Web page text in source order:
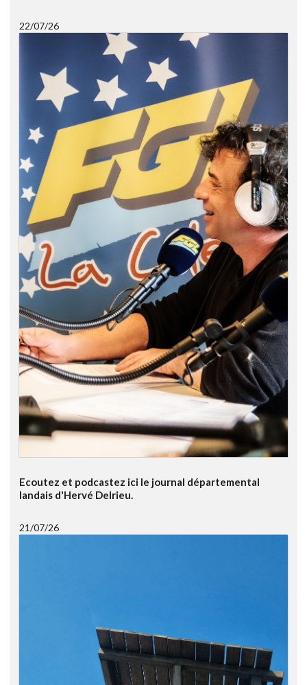
22/07/26
Ecoutez et podcastez ici le journal départemental
landais d'Hervé Delrieu.
21/07/26